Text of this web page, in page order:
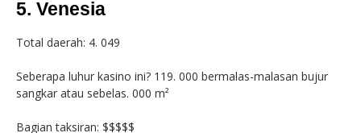
5. Venesia
Total daerah: 4. 049
Seberapa luhur kasino ini? 119. 000 bermalas-malasan bujur
sangkar atau sebelas. 000 m²
Bagian taksiran: $$$$$